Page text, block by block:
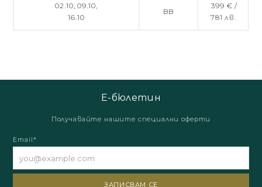
02.10,09.10,
16.10
BB
399 € /
781 лв.
Е-бюлетин
Получавайте нашите специални оферти
Email*